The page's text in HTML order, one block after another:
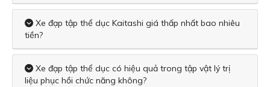
Xe đạp tập thể dục Kaitashi giá thấp nhất bao nhiêu
tiền?
Xe đạp tập thể dục có hiệu quả trong tập vật lý trị
liệu phục hồi chức năng không?